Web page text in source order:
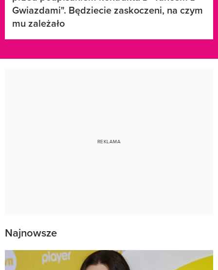
Gwiazdami". Będziecie zaskoczeni, na czym
mu zależało
Najnowsze